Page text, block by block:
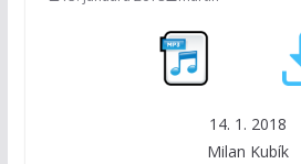
14. 1. 2018
Milan Kubík